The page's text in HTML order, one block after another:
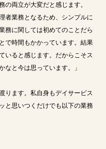
の両立が大変だと感じます。
者業務となるため、シンプルに
務に関しては初めてのことだら
で時間もかかっています。結果
いると感じます。だからこそス
なと今は思っています。」
ります。私自身もデイサービス
と思いつくだけでも以下の業務